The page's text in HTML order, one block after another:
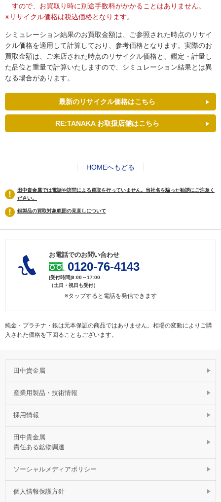
すので、お買取り時に別途手数料がかかることはありません。
※リサイクル価格は税込価格となります。
シミュレーション結果のお買取金額は、ご参照された時点のリサイ
クル価格を適用して計算しており、参考価格となります。実際のお
買取金額は、ご来店された時点のリサイクル価格と、鑑定・計量し
た品位と重量で計算いたしますので、シミュレーション結果とは異
なる場合があります。
最新のリサイクル価格はこちら
RE:TANAKA お取扱店舗はこちら
HOMEへもどる
田中貴金属では電話や訪問による買取を行っていません。当社名を騙った勧誘にご注意く
ださい。
銀製品の買取対象範囲の見直しについて
お電話でのお問い合わせ
0120-76-4143
[受付時間]9:00～17:00
（土日・祝日も受付）
※タップすると電話を発信できます
純金・プラチナ・銀は元本保証の商品ではありません。相場の変動によりご購
入された価格を下回ることもございます。
田中貴金属
産業用製品・技術情報
採用情報
田中貴金属
責任ある鉱物調達
ソーシャルメディアポリシー
個人情報保護方針